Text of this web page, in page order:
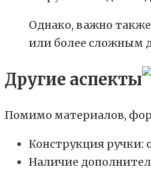
Однако, важно
или более сложным
Другие аспекты
Помимо материалов,
Конструкция ручки:
Наличие